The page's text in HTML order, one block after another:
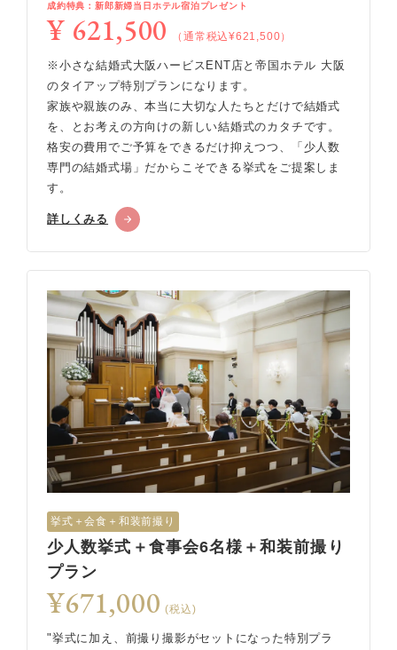
成約特典：新郎新婦当日ホテル宿泊プレゼント
¥ 621,500 （通常税込¥621,500）
※小さな結婚式大阪ハービスENT店と帝国ホテル 大阪
のタイアップ特別プランになります。
家族や親族のみ、本当に大切な人たちとだけで結婚式
を、とお考えの方向けの新しい結婚式のカタチです。
格安の費用でご予算をできるだけ抑えつつ、「少人数
専門の結婚式場」だからこそできる挙式をご提案しま
す。
詳しくみる
挙式＋会食＋和装前撮り
少人数挙式＋食事会6名様＋和装前撮り
プラン
¥671,000 (税込)
"挙式に加え、前撮り撮影がセットになった特別プラ